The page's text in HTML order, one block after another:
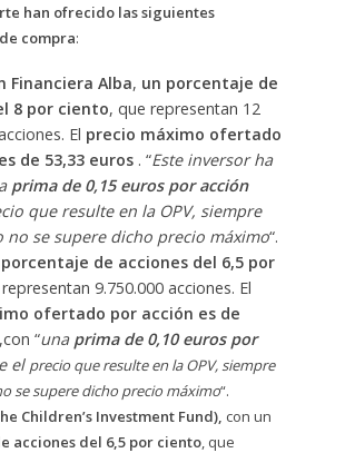
han ofrecido las siguientes
compra:
Financiera Alba, un porcentaje de
8 por ciento, que representan 12
El precio máximo ofertado
de 53,33 euros . “Este inversor ha
prima de 0,15 euros por acción
que resulte en la OPV, siempre
no se supere dicho precio máximo“.
porcentaje de acciones del 6,5 por
9.750.000 acciones. El
ofertado por acción es de
“una prima de 0,10 euros por
el precio que resulte en la OPV, siempre
se supere dicho precio máximo“.
Children’s Investment Fund), con un
acciones del 6,5 por ciento, que